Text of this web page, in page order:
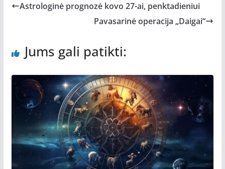
Astrologinė prognozė kovo 27-ai, penktadieniui
Pavasarinė operacija „Daigai“
Jums gali patikti: